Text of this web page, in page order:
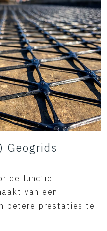
Geogrids
de functie
van een
betere prestaties te